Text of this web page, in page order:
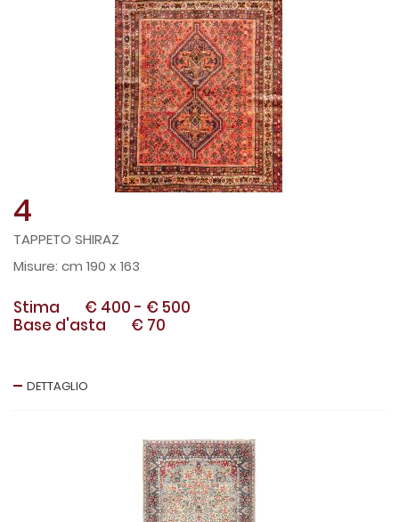
4
TAPPETO SHIRAZ
cm 190 x 163
Stima € 400 - € 500
Base d'asta
€ 70
DETTAGLIO